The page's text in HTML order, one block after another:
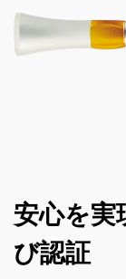
安心を実
び認証